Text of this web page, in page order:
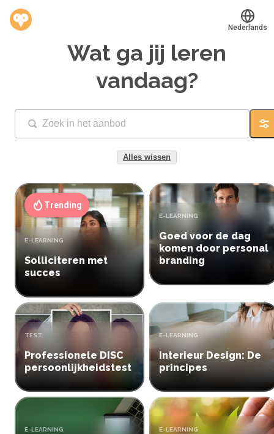
Werkvinders®
Bedrijven
Vacatures
Mijn leerplek
Voucher verzilveren
Account en hulp
Meer
Inloggen
Aanmelden
Nederlands
Wat ga jij leren
vandaag?
Alles wissen
Solliciteren met
succes
TYPE:
E-LEARNING
Trending
Goed voor de dag
komen door personal
branding
TYPE:
E-LEARNING
Professionele DISC
persoonlijkheidstest
TYPE:
TEST
Interieur Design: De
principes
TYPE:
E-LEARNING
TYPE:
E-LEARNING TYPE:
E-LEARNING